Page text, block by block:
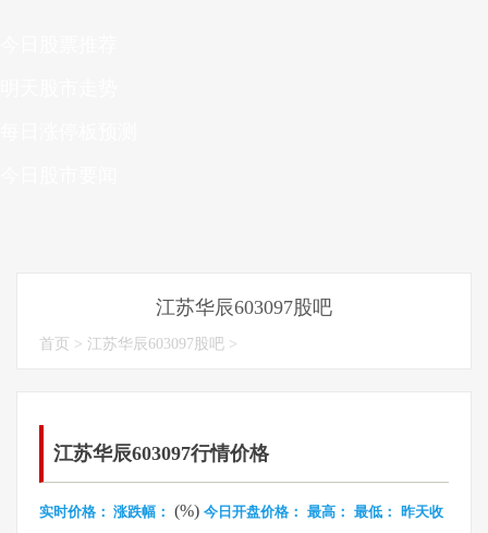
江苏华辰603097股吧
首页 > 江苏华辰603097股吧 >
江苏华辰603097行情价格
实时价格： 涨跌幅： (%) 今日开盘价格： 最高： 最低： 昨天收